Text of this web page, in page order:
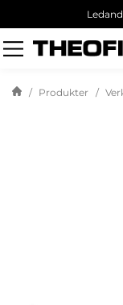
Sök
produkt
Produkter